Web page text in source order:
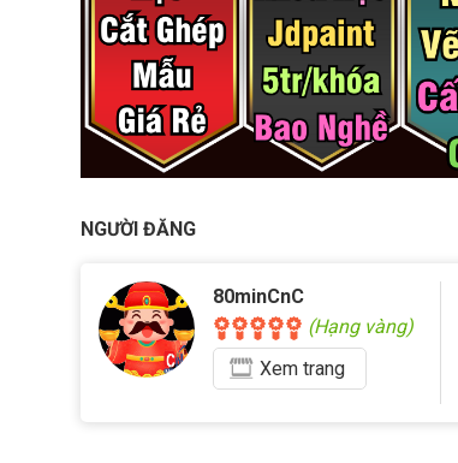
NGƯỜI ĐĂNG
80minCnC
(Hạng vàng)
Xem trang